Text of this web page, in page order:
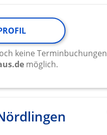
keine Terminbuchungen
möglich.